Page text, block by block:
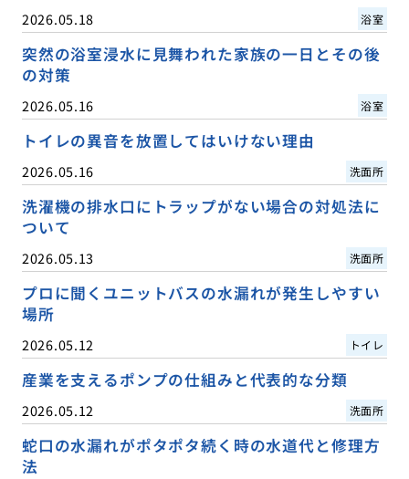
2026.05.18 浴室
突然の浴室浸水に見舞われた家族の一日とその後
の対策
2026.05.16 浴室
トイレの異音を放置してはいけない理由
2026.05.16 洗面所
洗濯機の排水口にトラップがない場合の対処法に
ついて
2026.05.13 洗面所
プロに聞くユニットバスの水漏れが発生しやすい
場所
2026.05.12 トイレ
産業を支えるポンプの仕組みと代表的な分類
2026.05.12 洗面所
蛇口の水漏れがポタポタ続く時の水道代と修理方
法